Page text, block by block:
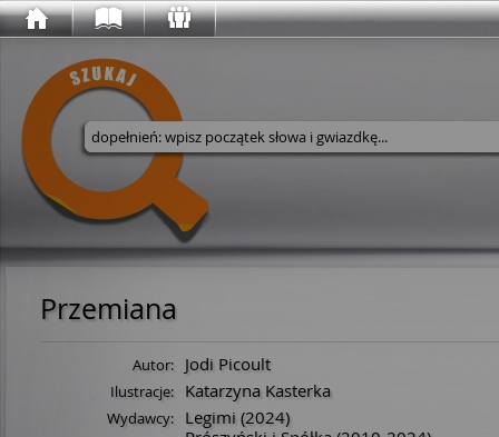
Wyszukaj w serwisie
Przemiana
Autor: Jodi Picoult
Ilustracje: Katarzyna Kasterka
Wydawcy: Legimi (2024)